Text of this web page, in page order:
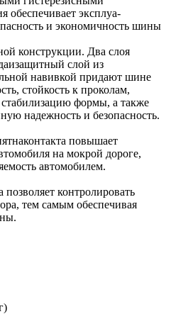
обеспечивает эксплуа-
и экономичность шины
конструкции. Два слоя
слой из
навивкой придают шине
стойкость к проколам,
формы, а также
надежность и безопасность.
повышает
на мокрой дороге,
автомобилем.
позволяет контролировать
тем самым обеспечивая